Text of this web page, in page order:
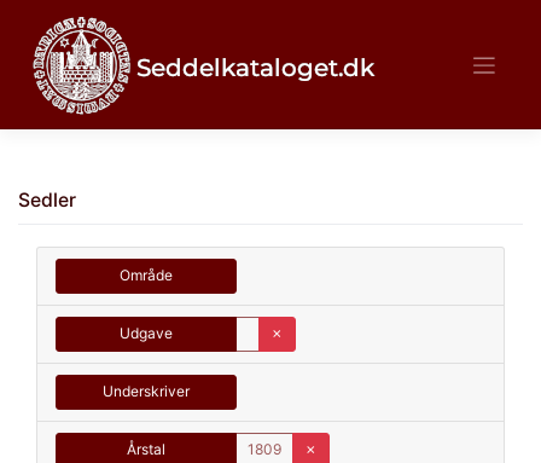
content
Sedler
Område
Udgave ✗
Underskriver
Årstal 1809 ✗